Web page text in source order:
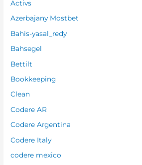
Activs
Azerbajany Mostbet
Bahis-yasal_redy
Bahsegel
Bettilt
Bookkeeping
Clean
Codere AR
Codere Argentina
Codere Italy
codere mexico